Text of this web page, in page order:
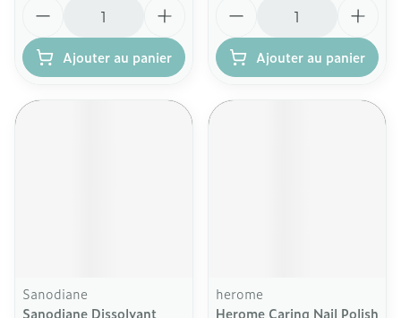
Ajouter au panier Ajouter au panier
Sanodiane
Sanodiane Dissolvant
herome
Herome Caring Nail Polish